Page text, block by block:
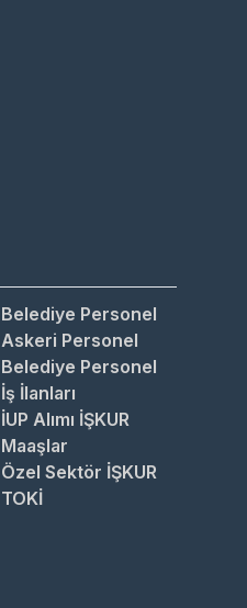
Belediye Personel
Askeri Personel
Belediye Personel
İş İlanları
İUP Alımı İŞKUR
Maaşlar
Özel Sektör İŞKUR
TOKİ